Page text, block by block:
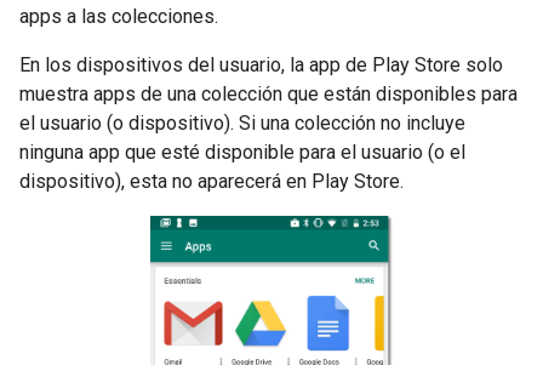
apps a las colecciones.
En los dispositivos del usuario, la app de Play Store solo
muestra apps de una colección que están disponibles para
el usuario (o dispositivo). Si una colección no incluye
ninguna app que esté disponible para el usuario (o el
dispositivo), esta no aparecerá en Play Store.